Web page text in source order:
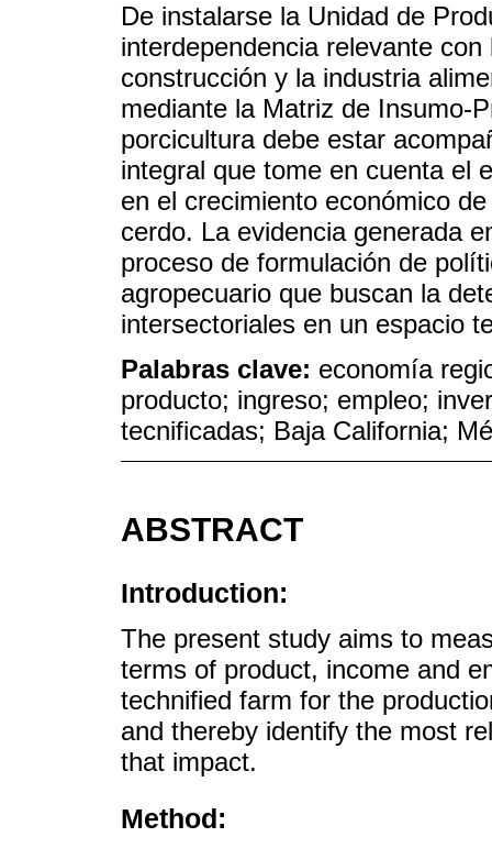
De instalarse la Unidad de
interdependencia relevante
construcción y la industria
mediante la Matriz de Insumo-
porcicultura debe estar
integral que tome en cuenta el
en el crecimiento económico
cerdo. La evidencia generada
proceso de formulación de
agropecuario que buscan la
intersectoriales en un espacio
Palabras clave: economía
producto; ingreso; empleo;
tecnificadas; Baja California;
ABSTRACT
Introduction:
The present study aims to
terms of product, income and
technified farm for the
and thereby identify the most
that impact.
Method: